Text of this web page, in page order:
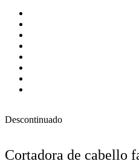
Descontinuado
Cortadora de cabello